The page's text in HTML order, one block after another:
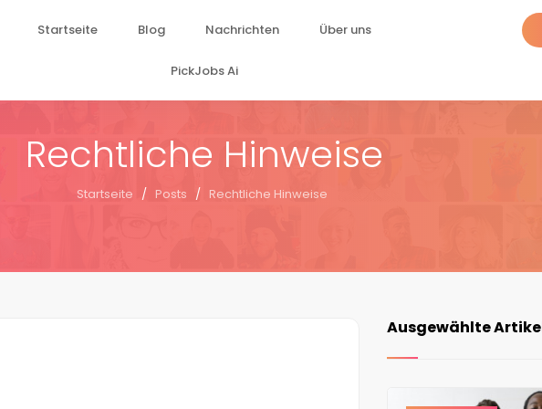
Startseite Blog Nachrichten Über uns
PickJobs Ai
Rechtliche Hinweise
Startseite / Posts / Rechtliche Hinweise
Ausgewählte